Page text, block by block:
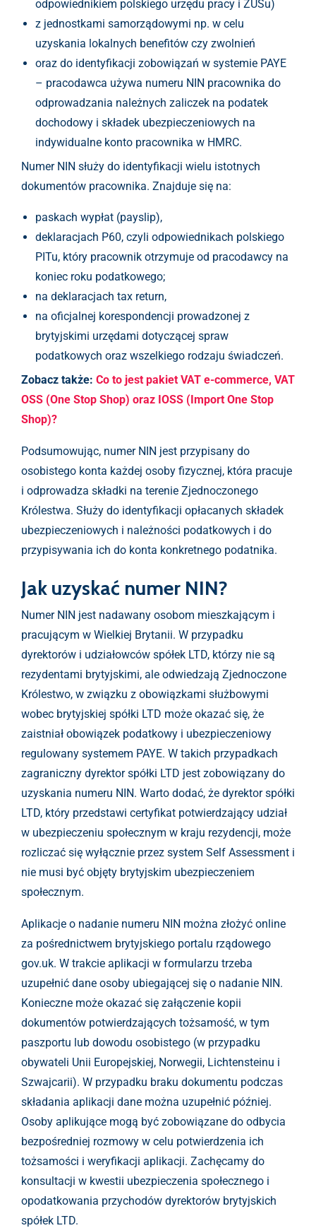
odpowiednikiem polskiego urzędu pracy i ZUSu)
z jednostkami samorządowymi np. w celu
uzyskania lokalnych benefitów czy zwolnień
oraz do identyfikacji zobowiązań w systemie PAYE
– pracodawca używa numeru NIN pracownika do
odprowadzania należnych zaliczek na podatek
dochodowy i składek ubezpieczeniowych na
indywidualne konto pracownika w HMRC.
Numer NIN służy do identyfikacji wielu istotnych
dokumentów pracownika. Znajduje się na:
paskach wypłat (payslip),
deklaracjach P60, czyli odpowiednikach polskiego
PITu, który pracownik otrzymuje od pracodawcy na
koniec roku podatkowego;
na deklaracjach tax return,
na oficjalnej korespondencji prowadzonej z
brytyjskimi urzędami dotyczącej spraw
podatkowych oraz wszelkiego rodzaju świadczeń.
Zobacz także: Co to jest pakiet VAT e-commerce, VAT
OSS (One Stop Shop) oraz IOSS (Import One Stop
Shop)?
Podsumowując, numer NIN jest przypisany do
osobistego konta każdej osoby fizycznej, która pracuje
i odprowadza składki na terenie Zjednoczonego
Królestwa. Służy do identyfikacji opłacanych składek
ubezpieczeniowych i należności podatkowych i do
przypisywania ich do konta konkretnego podatnika.
Jak uzyskać numer NIN?
Numer NIN jest nadawany osobom mieszkającym i
pracującym w Wielkiej Brytanii. W przypadku
dyrektorów i udziałowców spółek LTD, którzy nie są
rezydentami brytyjskimi, ale odwiedzają Zjednoczone
Królestwo, w związku z obowiązkami służbowymi
wobec brytyjskiej spółki LTD może okazać się, że
zaistniał obowiązek podatkowy i ubezpieczeniowy
regulowany systemem PAYE. W takich przypadkach
zagraniczny dyrektor spółki LTD jest zobowiązany do
uzyskania numeru NIN. Warto dodać, że dyrektor spółki
LTD, który przedstawi certyfikat potwierdzający udział
w ubezpieczeniu społecznym w kraju rezydencji, może
rozliczać się wyłącznie przez system Self Assessment i
nie musi być objęty brytyjskim ubezpieczeniem
społecznym.
Aplikacje o nadanie numeru NIN można złożyć online
za pośrednictwem brytyjskiego portalu rządowego
gov.uk. W trakcie aplikacji w formularzu trzeba
uzupełnić dane osoby ubiegającej się o nadanie NIN.
Konieczne może okazać się załączenie kopii
dokumentów potwierdzających tożsamość, w tym
paszportu lub dowodu osobistego (w przypadku
obywateli Unii Europejskiej, Norwegii, Lichtensteinu i
Szwajcarii). W przypadku braku dokumentu podczas
składania aplikacji dane można uzupełnić później.
Osoby aplikujące mogą być zobowiązane do odbycia
bezpośredniej rozmowy w celu potwierdzenia ich
tożsamości i weryfikacji aplikacji. Zachęcamy do
konsultacji w kwestii ubezpieczenia społecznego i
opodatkowania przychodów dyrektorów brytyjskich
spółek LTD.